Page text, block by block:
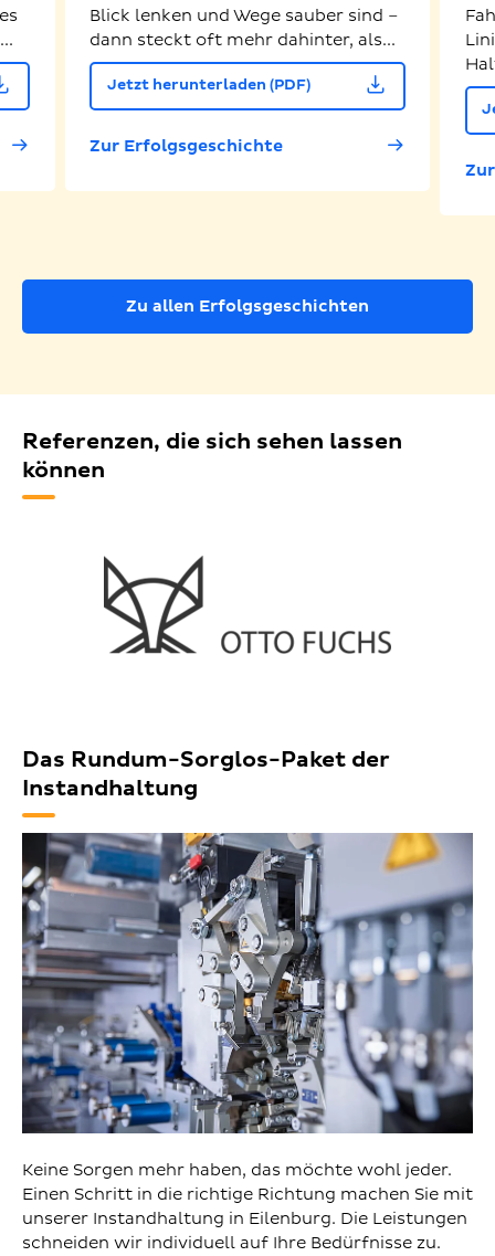
Blick lenken und Wege sauber sind –
dann steckt oft mehr dahinter, als...
Jetzt herunterladen (PDF)
Zur Erfolgsgeschichte
Zu allen Erfolgsgeschichten
Referenzen, die sich sehen lassen
können
Das Rundum-Sorglos-Paket der
Instandhaltung
Keine Sorgen mehr haben, das möchte wohl jeder.
Einen Schritt in die richtige Richtung machen Sie mit
unserer Instandhaltung in Eilenburg. Die Leistungen
schneiden wir individuell auf Ihre Bedürfnisse zu.